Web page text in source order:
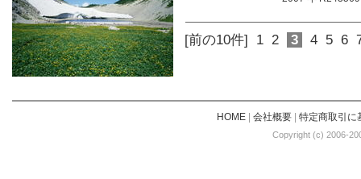
[前の10件] 1 2 3 4 5 6
HOME| 会社概要| 特定商取引に
Copyright (c) 2006-